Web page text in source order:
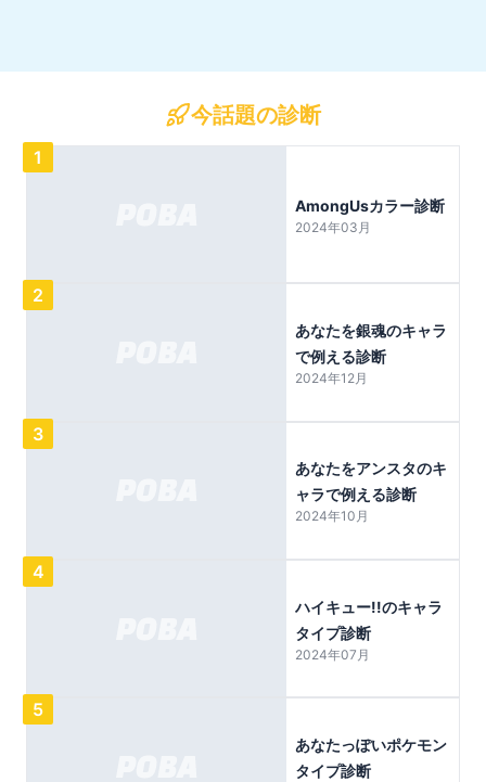
今話題の診断
1
AmongUsカラー診断
2024年03月
2
あなたを銀魂のキャラ
で例える診断
2024年12月
3
あなたをアンスタのキ
ャラで例える診断
2024年10月
4
ハイキュー!!のキャラ
タイプ診断
2024年07月
5
あなたっぽいポケモン
タイプ診断